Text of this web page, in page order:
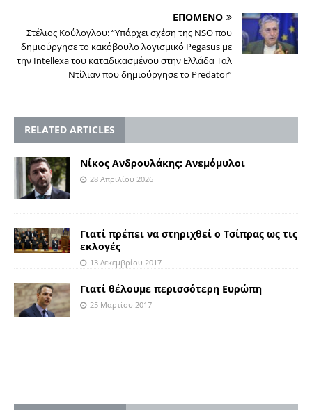
ΕΠΟΜΕΝΟ
Στέλιος Κούλογλου: “Υπάρχει σχέση της NSO που
δημιούργησε το κακόβουλο λογισμικό Pegasus με
την Intellexa του καταδικασμένου στην Ελλάδα Ταλ
Ντίλιαν που δημιούργησε το Predator”
RELATED ARTICLES
Νίκος Ανδρουλάκης: Ανεμόμυλοι
28 Απριλίου 2026
Γιατί πρέπει να στηριχθεί ο Τσίπρας ως τις
εκλογές
13 Δεκεμβρίου 2017
Γιατί θέλουμε περισσότερη Ευρώπη
25 Μαρτίου 2017